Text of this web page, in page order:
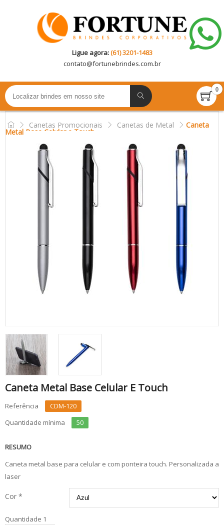
Ligue agora:(61) 3201-1483
contato@fortunebrindes.com.br
0
Canetas Promocionais Canetas de Metal Caneta
Metal Base Celular e Touch
Caneta Metal Base Celular E Touch
Referência
CDM-120
Quantidade mínima
50
RESUMO
Caneta metal base para celular e com ponteira touch. Personalizada a
laser
Cor *
Quantidade 1